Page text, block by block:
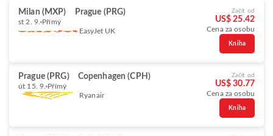
Milan (MXP) Prague (PRG)
st 2. 9. Přímý
EasyJet UK
Začít od
US$ 25.42
Cena za osobu
Kniha
Prague (PRG) Copenhagen (CPH)
út 15. 9. Přímý
Ryanair
Začít od
US$ 30.77
Cena za osobu
Kniha